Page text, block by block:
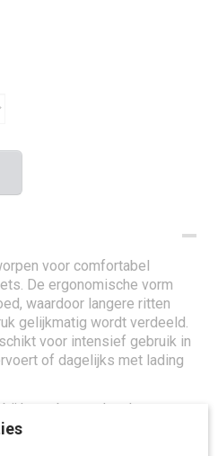
voor comfortabel
De ergonomische vorm
waardoor langere ritten
gelijkmatig wordt verdeeld.
voor intensief gebruik in
of dagelijks met lading
het robuuste karakter van
voor een nette, tijdloze
materialen behoudt het zadel